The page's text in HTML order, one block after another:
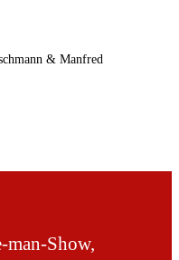
& Manfred
man-Show,